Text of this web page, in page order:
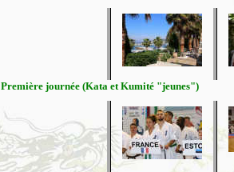
Première journée (Kata et Kumité "jeunes")